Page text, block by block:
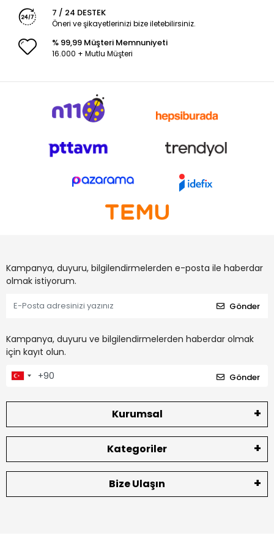
7 / 24 DESTEK
Öneri ve şikayetlerinizi bize iletebilirsiniz.
% 99,99 Müşteri Memnuniyeti
16.000 + Mutlu Müşteri
Kampanya, duyuru, bilgilendirmelerden e-posta ile haberdar
olmak istiyorum.
Gönder
Kampanya, duyuru ve bilgilendirmelerden haberdar olmak
için kayıt olun.
Gönder
Kurumsal
Kategoriler
Bize Ulaşın